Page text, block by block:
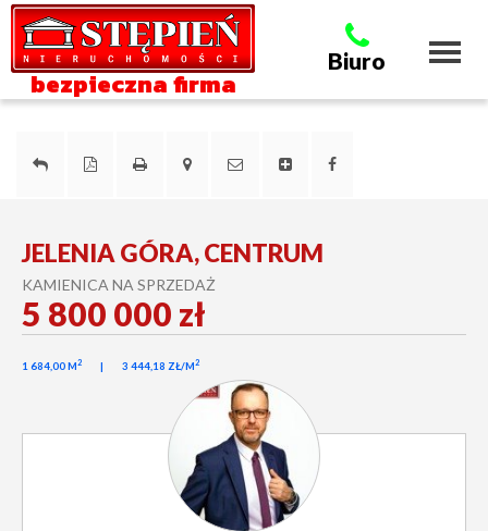
bezpieczna firma
Biuro
JELENIA GÓRA, CENTRUM
KAMIENICA NA SPRZEDAŻ
1 684,00 M2 3 444,18 ZŁ/M2
5 800 000 zł